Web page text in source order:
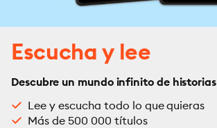
Escucha y lee
Descubre un mundo infinito de historias
Lee y escucha todo lo que quieras
Más de 500 000 títulos